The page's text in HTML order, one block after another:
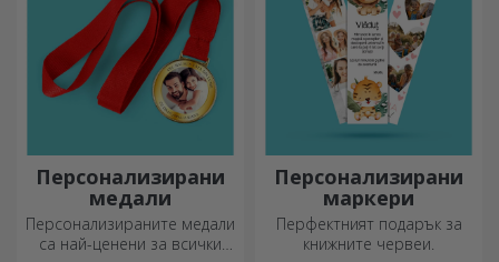
Персонализирани
медали
Персонализираните медали
са най-ценени за всички
Персонализирани
маркери
Перфектният подарък за
книжните червеи.